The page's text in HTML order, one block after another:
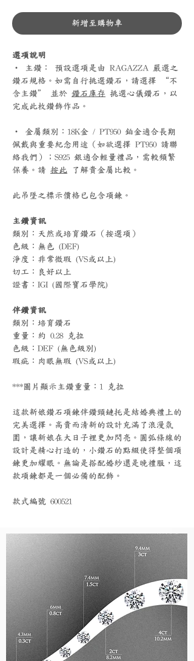
新增至購物車
選項說明
‧ 主鑽： 預設選項是由 RAGAZZA 嚴選之
鑽石規格。如需自行挑選鑽石，請選擇 “不
含主鑽” 並於 鑽石庫存 挑選心儀鑽石，以
完成此枚鑽飾作品。
‧ 金屬類別：18K金 / PT950 鉑金適合長期
佩戴與重要紀念用途（如欲選擇 PT950 請聯
絡我們）；S925 銀適合輕量禮品，需較頻繁
保養。請 按此 了解貴金屬比較。
此吊墜之標示價格已包含項鍊。
主鑽資訊
類別：天然或培育鑽石（按選項）
色級：無色 (DEF)
淨度：非常微瑕 (VS或以上)
切工：良好以上
證書：IGI (國際寶石學院)
伴鑽資訊
類別：培育鑽石
重量：約 0.28 克拉
色級：DEF (無色級別)
瑕疵：肉眼無瑕 (VS或以上)
***圖片顯示主鑽重量：1 克拉
這款新娘鑽石項鍊伴鑽頸鏈托是結婚典禮上的
完美選擇。高貴而清新的設計充滿了浪漫氛
圍，讓新娘在大日子裡更加閃亮。圓弧條線的
設計是精心打造的，小鑽石的點綴使得整個項
鍊更加耀眼。無論是搭配婚紗還是晚禮服，這
款項鍊都是一個必備的配飾。
款式編號 600521